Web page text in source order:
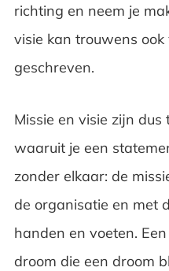
richting en neem je
visie kan trouwens
geschreven.
Missie en visie zijn
waaruit je een
zonder elkaar: de
de organisatie en met
handen en voeten.
droom die een droom